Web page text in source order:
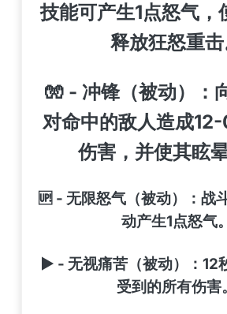
技能可产生1点怒气，
释放狂怒重击
🧤 - 冲锋（被动）：
对命中的敌人造成
伤害，并使其眩晕
🆙 - 无限怒气（被动）：战
动产生1点怒气。
▶️ - 无视痛苦（被动）：12
受到的所有伤害。